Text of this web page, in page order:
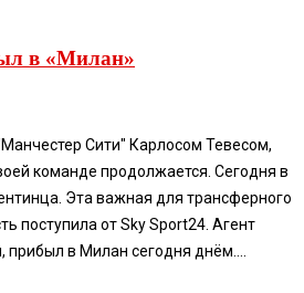
в «Милан»
Сити" Карлосом Тевесом,
команде продолжается. Сегодня в
Эта важная для трансферного
поступила от Sky Sport24. Агент
в Милан сегодня днём....